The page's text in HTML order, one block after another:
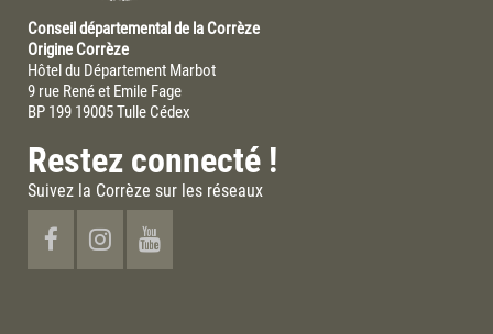
Conseil départemental de la Corrèze
Origine Corrèze
Hôtel du Département Marbot
9 rue René et Emile Fage
BP 199 19005 Tulle Cédex
Restez connecté !
Suivez la Corrèze sur les réseaux